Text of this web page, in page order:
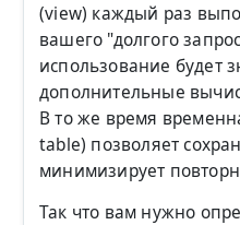
(view) каждый раз
вашего "долгого
использование будет
дополнительные
В то же время
table) позволяет
минимизирует
Так что вам нужно